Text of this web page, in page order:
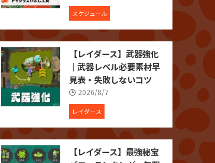
スケジュール
【レイダース】武器強化
｜武器レベル必要素材早
見表・失敗しないコツ
2026/8/7
レイダース
【レイダース】最強秘宝